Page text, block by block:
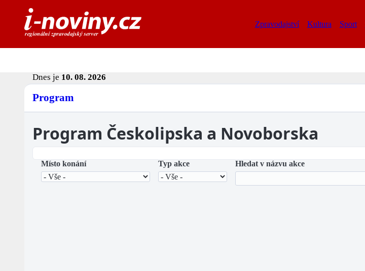
Zpravodajství Kultura Sport
Dnes je 10. 08. 2026
Program
Program Českolipska a Novoborska
Místo konání Typ akce Hledat v názvu akce